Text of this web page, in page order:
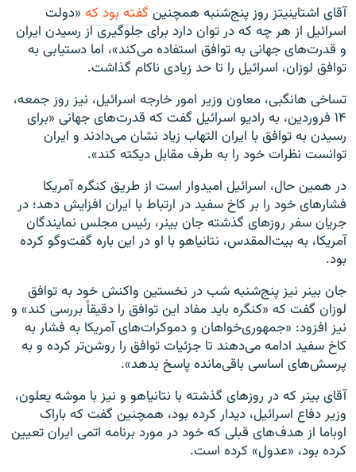
آقای اشتاینیتز روز پنج‌شنبه همچنین گفته بود که «دولت
اسرائیل از هر چه که در توان دارد برای جلوگیری از رسیدن ایران
و قدرت‌های جهانی به توافق استفاده می‌کند»، اما دستیابی به
توافق لوزان، اسرائیل را تا حد زیادی ناکام گذاشت.
تساخی هانگبی، معاون وزیر امور خارجه اسرائیل، نیز روز جمعه،
۱۴ فروردین، به رادیو اسرائیل گفت که قدرت‌های جهانی «برای
رسیدن به توافق با ایران التهاب زیاد نشان می‌دادند و ایران
توانست نظرات خود را به طرف مقابل دیکته کند».
در همین حال، اسرائیل امیدوار است از طریق کنگره آمریکا
فشارهای خود را بر کاخ سفید در ارتباط با ایران افزایش دهد؛ در
جریان سفر روزهای گذشته جان بینر، رئیس مجلس نمایندگان
آمریکا، به بیت‌المقدس، نتانیاهو با او در این باره گفت‌وگو کرده
بود.
جان بینر نیز پنج‌شنبه شب در نخستین واکنش خود به توافق
لوزان گفت که «کنگره باید مفاد این توافق را دقیقاً بررسی کند» و
نیز افزود: «جمهوری‌خواهان و دموکرات‌های آمریکا به فشار به
کاخ سفید ادامه می‌دهند تا جزئیات توافق را روشن‌تر کرده و به
پرسش‌های اساسی باقی‌مانده پاسخ بدهد».
آقای بینر که در روزهای گذشته با نتانیاهو و نیز با موشه یعلون،
وزیر دفاع اسرائیل، دیدار کرده بود، همچنین گفت که باراک
اوباما از هدف‌های قبلی که خود در مورد برنامه اتمی ایران تعیین
کرده بود، «عدول» کرده است.